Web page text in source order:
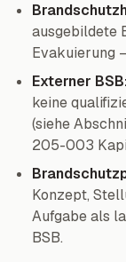
ausgebildete
Evakuierung
Externer
keine
(siehe
205-003
Konzept,
Aufgabe als
BSB.